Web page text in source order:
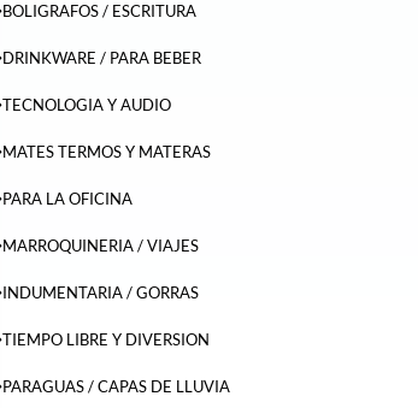
BOLIGRAFOS / ESCRITURA
DRINKWARE / PARA BEBER
TECNOLOGIA Y AUDIO
MATES TERMOS Y MATERAS
PARA LA OFICINA
MARROQUINERIA / VIAJES
INDUMENTARIA / GORRAS
TIEMPO LIBRE Y DIVERSION
PARAGUAS / CAPAS DE LLUVIA